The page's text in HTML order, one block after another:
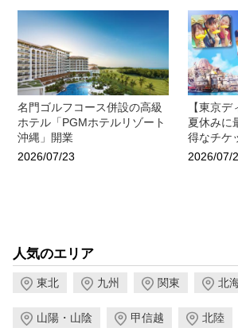
名門ゴルフコース併設の高級
ホテル「PGMホテルリゾート
沖縄」開業
2026/07/23
【東京デ
夏休みに
得なチケ
2026/07/
人気のエリア
東北 九州 関東 北
山陽・山陰 甲信越 北陸